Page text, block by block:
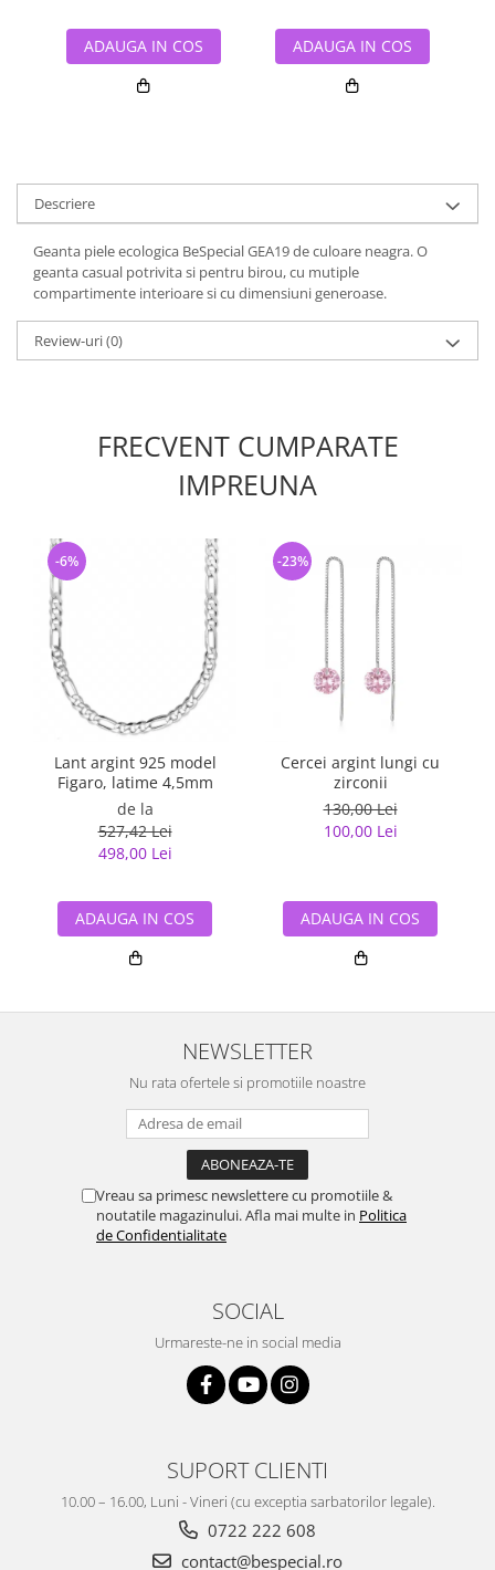
ADAUGA IN COS ADAUGA IN COS
Descriere
Geanta piele ecologica BeSpecial GEA19 de culoare neagra. O
geanta casual potrivita si pentru birou, cu mutiple
compartimente interioare si cu dimensiuni generoase.
Review-uri(0)
FRECVENT CUMPARATE
IMPREUNA
Lant argint 925 model
Figaro, latime 4,5mm
de la
527,42 Lei
498,00 Lei
-6%
ADAUGA IN COS
Cercei argint lungi cu
zirconii
130,00 Lei
100,00 Lei
-23%
ADAUGA IN COS
NEWSLETTER
Nu rata ofertele si promotiile noastre
Vreau sa primesc newslettere cu promotiile &
noutatile magazinului. Afla mai multe in Politica
de Confidentialitate
SOCIAL
Urmareste-ne in social media
SUPORT CLIENTI
10.00 – 16.00, Luni - Vineri (cu exceptia sarbatorilor legale).
0722 222 608
contact@bespecial.ro